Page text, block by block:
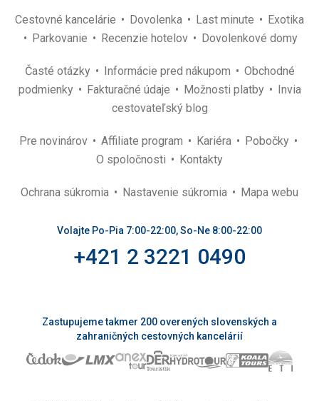
Cestovné kancelárie Dovolenka Last minute
Exotika
Parkovanie
Recenzie hotelov Dovolenkové domy
Časté otázky Informácie pred nákupom
Obchodné
podmienky
Fakturačné údaje Možnosti platby
Invia
cestovateľský blog
Pre novinárov Affiliate program Kariéra
Pobočky
O spoločnosti
Kontakty
Ochrana súkromia Nastavenie súkromia Mapa webu
Volajte Po-Pia 7:00-22:00, So-Ne 8:00-22:00
+421 2 3221 0490
Zastupujeme takmer 200 overených slovenských a
zahraničných cestovných kancelárií